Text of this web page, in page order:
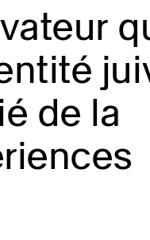
de la